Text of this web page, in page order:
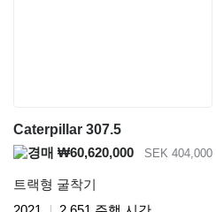
Caterpillar 307.5
₩60,620,000
SEK 404,000
트랙형 굴착기